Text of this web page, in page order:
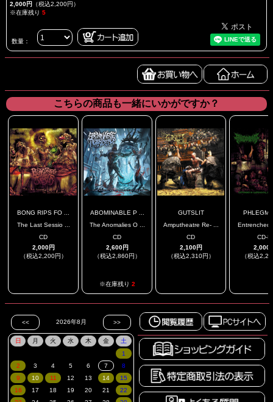
2,000円 （税込2,200円）
※在庫残り 5
数量：
こちらの商品も一緒にいかがですか？
BONG RIPS FO ...
The Last Sessio ...
CD
2,000円
（税込2,200円）
ABOMINABLE P ...
The Anomalies O ...
CD
2,600円
（税込2,860円）
※在庫残り 2
GUTSLIT
Amputheatre Re- ...
CD
2,100円
（税込2,310円）
Entrenched
CD-R
2,000
（税込